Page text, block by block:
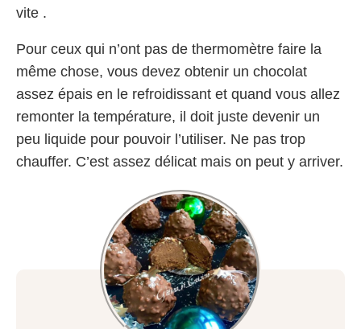
vite .
Pour ceux qui n’ont pas de thermomètre faire la
même chose, vous devez obtenir un chocolat
assez épais en le refroidissant et quand vous allez
remonter la température, il doit juste devenir un
peu liquide pour pouvoir l’utiliser. Ne pas trop
chauffer. C’est assez délicat mais on peut y arriver.